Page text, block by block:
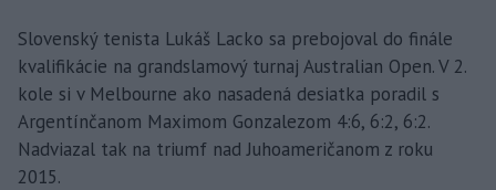
Slovenský tenista Lukáš Lacko sa prebojoval do finále
kvalifikácie na grandslamový turnaj Australian Open. V 2.
kole si v Melbourne ako nasadená desiatka poradil s
Argentínčanom Maximom Gonzalezom 4:6, 6:2, 6:2.
Nadviazal tak na triumf nad Juhoameričanom z roku
2015.